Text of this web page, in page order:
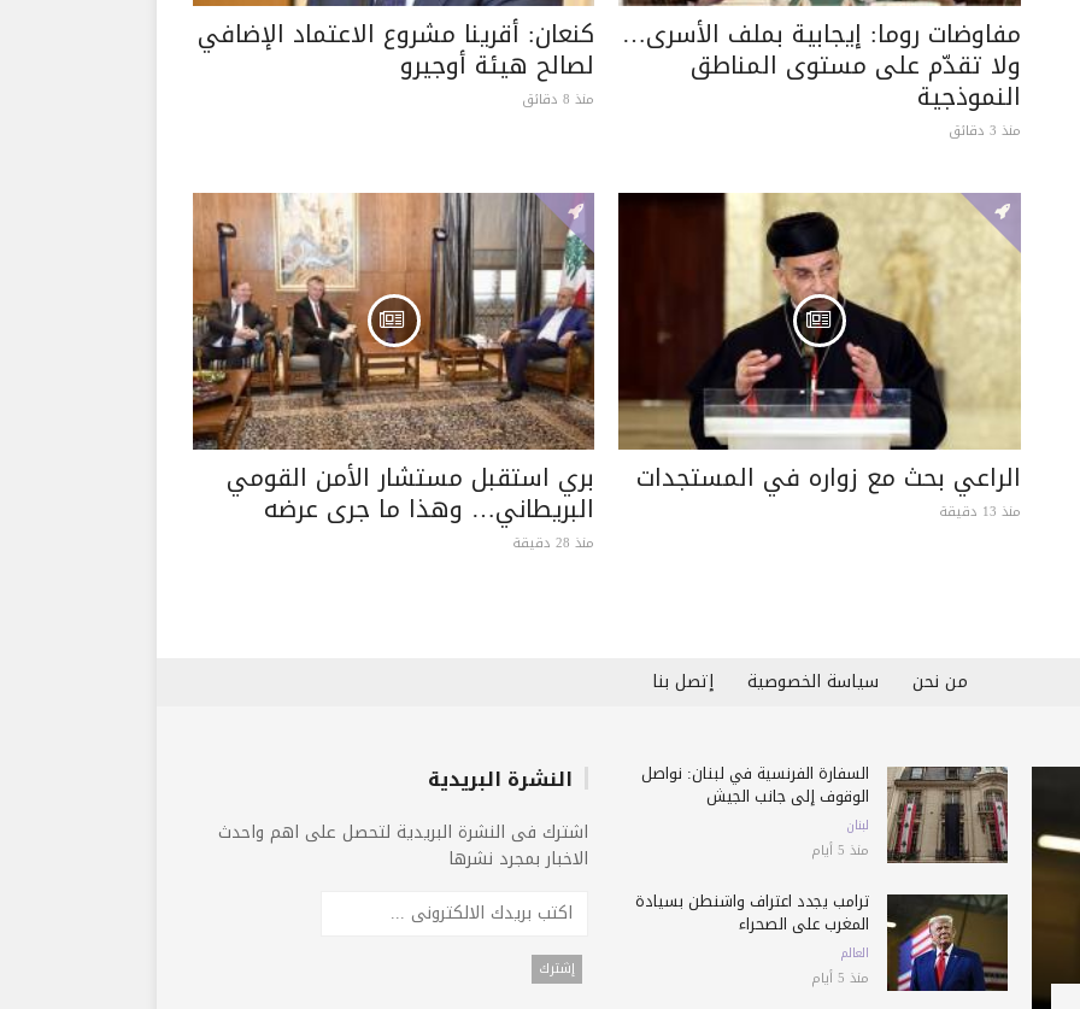
مفاوضات روما: إيجابية بملف الأسرى…
ولا تقدّم على مستوى المناطق
النموذجية
منذ 3 دقائق
كنعان: أقرينا مشروع الاعتماد الإضافي
لصالح هيئة أوجيرو
منذ 8 دقائق
الراعي بحث مع زواره في المستجدات
منذ 13 دقيقة
بري استقبل مستشار الأمن القومي
البريطاني… وهذا ما جرى عرضه
منذ 28 دقيقة
من نحن سياسة الخصوصية إتصل بنا
السفارة الفرنسية في لبنان: نواصل
الوقوف إلى جانب الجيش
لبنان
منذ 5 أيام
ترامب يجدد اعتراف واشنطن بسيادة
المغرب على الصحراء
العالم
منذ 5 أيام
النشرة البريدية
اشترك فى النشرة البريدية لتحصل على اهم واحدث
الاخبار بمجرد نشرها